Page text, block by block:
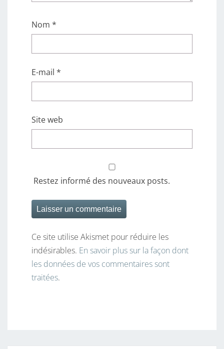
Nom *
E-mail *
Site web
Restez informé des nouveaux posts.
Ce site utilise Akismet pour réduire les
indésirables. En savoir plus sur la façon dont
les données de vos commentaires sont
traitées.